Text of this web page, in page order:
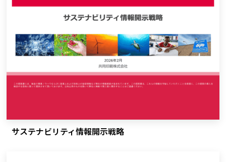
サステナビリティ情報開示戦略